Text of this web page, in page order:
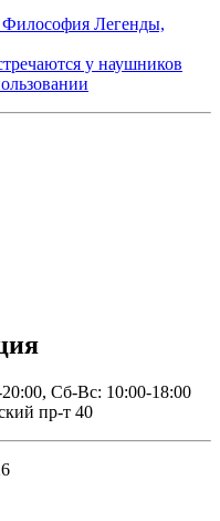
Философия Легенды,
у наушников
Сб-Вс: 10:00-18:00
пр-т 40